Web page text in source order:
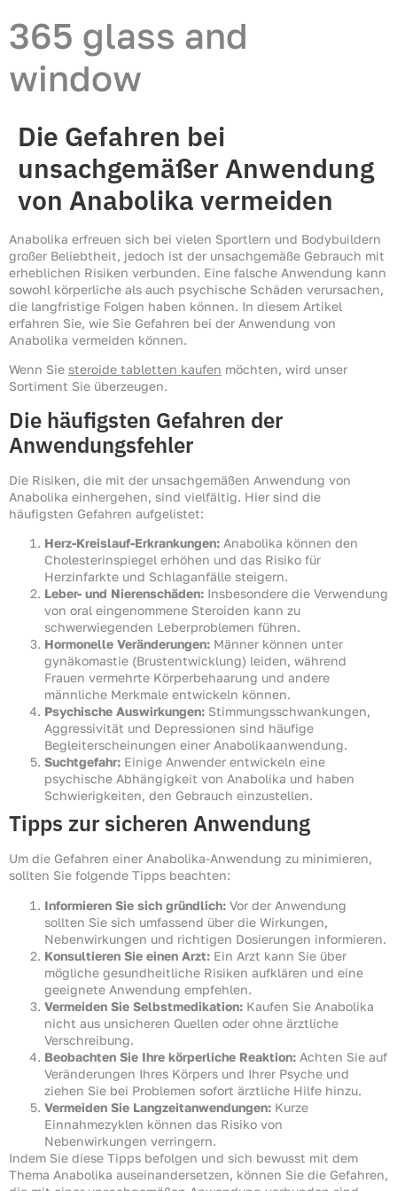
365 glass and
window
Die Gefahren bei
unsachgemäßer Anwendung
von Anabolika vermeiden
Anabolika erfreuen sich bei vielen Sportlern und Bodybuildern
großer Beliebtheit, jedoch ist der unsachgemäße Gebrauch mit
erheblichen Risiken verbunden. Eine falsche Anwendung kann
sowohl körperliche als auch psychische Schäden verursachen,
die langfristige Folgen haben können. In diesem Artikel
erfahren Sie, wie Sie Gefahren bei der Anwendung von
Anabolika vermeiden können.
Wenn Sie steroide tabletten kaufen möchten, wird unser
Sortiment Sie überzeugen.
Die häufigsten Gefahren der
Anwendungsfehler
Die Risiken, die mit der unsachgemäßen Anwendung von
Anabolika einhergehen, sind vielfältig. Hier sind die
häufigsten Gefahren aufgelistet:
Herz-Kreislauf-Erkrankungen: Anabolika können den
Cholesterinspiegel erhöhen und das Risiko für
Herzinfarkte und Schlaganfälle steigern.
Leber- und Nierenschäden: Insbesondere die Verwendung
von oral eingenommene Steroiden kann zu
schwerwiegenden Leberproblemen führen.
Hormonelle Veränderungen: Männer können unter
gynäkomastie (Brustentwicklung) leiden, während
Frauen vermehrte Körperbehaarung und andere
männliche Merkmale entwickeln können.
Psychische Auswirkungen: Stimmungsschwankungen,
Aggressivität und Depressionen sind häufige
Begleiterscheinungen einer Anabolikaanwendung.
Suchtgefahr: Einige Anwender entwickeln eine
psychische Abhängigkeit von Anabolika und haben
Schwierigkeiten, den Gebrauch einzustellen.
Tipps zur sicheren Anwendung
Um die Gefahren einer Anabolika-Anwendung zu minimieren,
sollten Sie folgende Tipps beachten:
Informieren Sie sich gründlich: Vor der Anwendung
sollten Sie sich umfassend über die Wirkungen,
Nebenwirkungen und richtigen Dosierungen informieren.
Konsultieren Sie einen Arzt: Ein Arzt kann Sie über
mögliche gesundheitliche Risiken aufklären und eine
geeignete Anwendung empfehlen.
Vermeiden Sie Selbstmedikation: Kaufen Sie Anabolika
nicht aus unsicheren Quellen oder ohne ärztliche
Verschreibung.
Beobachten Sie Ihre körperliche Reaktion: Achten Sie auf
Veränderungen Ihres Körpers und Ihrer Psyche und
ziehen Sie bei Problemen sofort ärztliche Hilfe hinzu.
Vermeiden Sie Langzeitanwendungen: Kurze
Einnahmezyklen können das Risiko von
Nebenwirkungen verringern.
Indem Sie diese Tipps befolgen und sich bewusst mit dem
Thema Anabolika auseinandersetzen, können Sie die Gefahren,